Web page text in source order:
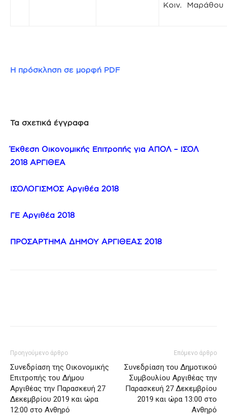
Κοιν. Μαράθου
Η πρόσκληση σε μορφή PDF
Τα σχετικά έγγραφα
Έκθεση Οικονομικής Επιτροπής για ΑΠΟΛ – ΙΣΟΛ
2018 ΑΡΓΙΘΕΑ
ΙΣΟΛΟΓΙΣΜΟΣ Αργιθέα 2018
ΓΕ Αργιθέα 2018
ΠΡΟΣΑΡΤΗΜΑ ΔΗΜΟΥ ΑΡΓΙΘΕΑΣ 2018
Προηγούμενο άρθρο
Συνεδρίαση της Οικονομικής
Επιτροπής του Δήμου
Αργιθέας την Παρασκευή 27
Δεκεμβρίου 2019 και ώρα
12:00 στο Ανθηρό
Επόμενο άρθρο
Συνεδρίαση του Δημοτικού
Συμβουλίου Αργιθέας την
Παρασκευή 27 Δεκεμβρίου
2019 και ώρα 13:00 στο
Ανθηρό